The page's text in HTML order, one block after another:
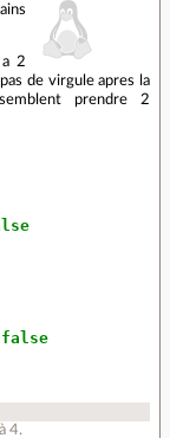
2
de virgule apres la
prendre 2
false
4.